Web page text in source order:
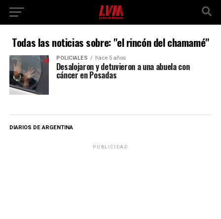
Todas las noticias sobre: "el rincón del chamamé"
POLICIALES hace 5 años
Desalojaron y detuvieron a una abuela con
cáncer en Posadas
DIARIOS DE ARGENTINA
PUBLICIDAD